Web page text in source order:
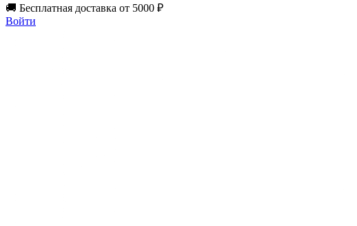
🚚 Бесплатная доставка от 5000 ₽
Войти